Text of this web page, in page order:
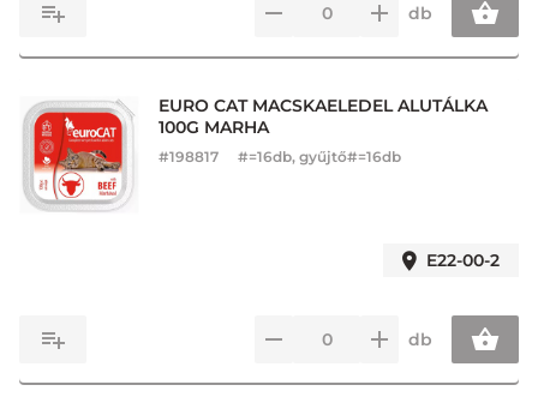
db
EURO CAT MACSKAELEDEL ALUTÁLKA
100G MARHA
#198817 #=16db, gyűjtő#=16db
E22-00-2
db